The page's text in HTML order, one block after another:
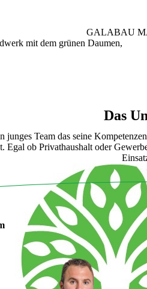
GALABAU
mit dem grünen
Das
junges Team das seine
Egal ob Privathaushalt oder